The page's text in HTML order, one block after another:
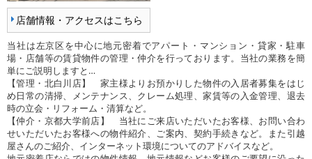
店舗情報・アクセスはこちら
当社は左京区を中心に地元密着でアパート・マンション・貸家・駐車
場・店舗等の賃貸物件の管理・仲介を行っております。当社の業務を簡
単にご説明しますと…
【管理・北白川店】 家主様よりお預かりした物件の入居者募集をはじ
め日常の清掃、メンテナンス、クレーム処理、家賃等の入金管理、退去
時の立会・リフォーム・清算など。
【仲介・京都大学前店】 当社にご来店いただいたお客様、お問い合わ
せいただいたお客様への物件紹介、ご案内、契約手続きなど。また引越
屋さんのご紹介、インターネット環境についてのアドバイスなど。